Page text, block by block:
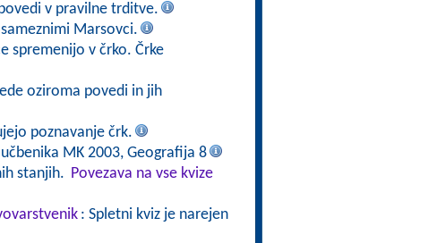
v pravilne trditve.
Marsovci.
spremenijo v črko. Črke
oziroma povedi in jih
poznavanje črk.
MK 2003, Geografija 8
stanjih. Povezava na vse kvize
: Spletni kviz je narejen